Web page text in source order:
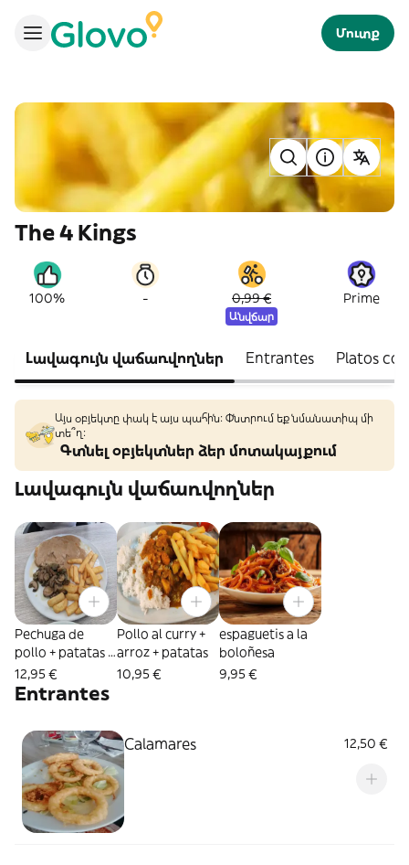
Մուտք
The 4 Kings
100% - 0,99 €
Անվճար
Prime
Լավագույն վաճառվողներ Entrantes Platos
Այս օբյեկտը փակ է այս պահին: Փնտրում եք նմանատիպ մի
տե՞ղ։
Գտնել օբյեկտներ ձեր մոտակայքում
Լավագույն վաճառվողներ
Pechuga de
pollo + patatas +
champiñones +
salsa pimienta
12,95 €
Pollo al curry +
arroz + patatas
10,95 €
espaguetis a la
boloñesa
9,95 €
Entrantes
Calamares 12,50 €